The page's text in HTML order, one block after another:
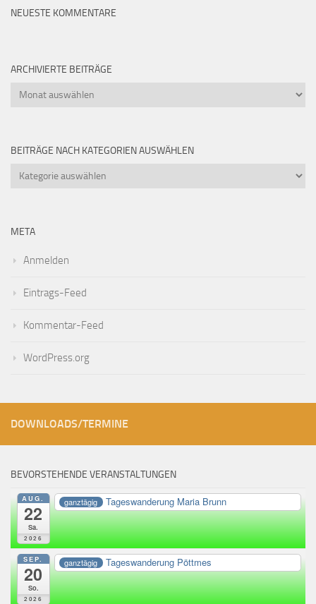
NEUESTE KOMMENTARE
ARCHIVIERTE BEITRÄGE
Archivierte
BEITRÄGE NACH KATEGORIEN AUSWÄHLEN
Beiträge
META
Anmelden
Eintrags-Feed
Kommentar-Feed
WordPress.org
DOWNLOADS/TERMINE
BEVORSTEHENDE VERANSTALTUNGEN
AUG.
22
Sa.
2026
ganztägig Tageswanderung Maria Brunn
SEP.
20
So.
2026
ganztägig Tageswanderung Pöttmes